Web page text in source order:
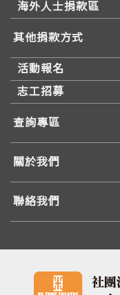
海外人士捐款區
其他捐款方式
活動報名
志工招募
查詢專區
關於我們
聯絡我們